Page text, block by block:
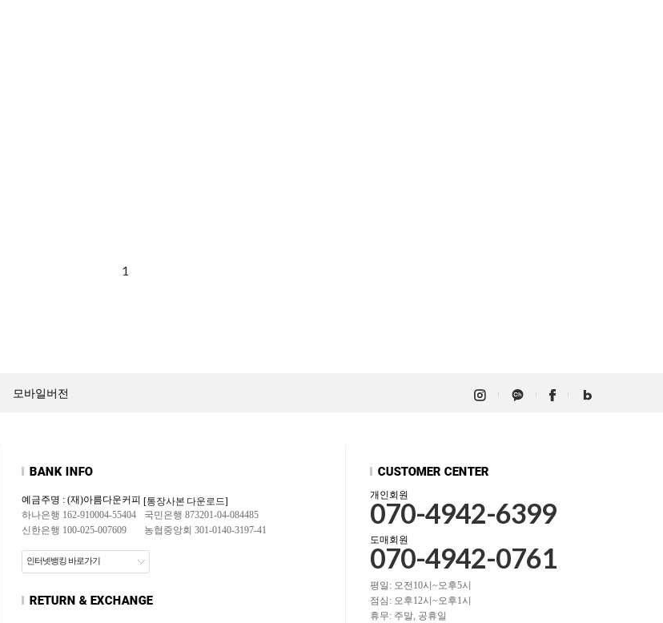
1
모바일버전
예금주명 : (재)아름다운커피 [통장사본 다운로드]
하나은행 162-910004-55404
국민은행 873201-04-084485
신한은행 100-025-007609
농협중앙회 301-0140-3197-41
인터넷뱅킹 바로가기
개인회원
070-4942-6399
도매회원
070-4942-0761
평일: 오전10시~오후5시
점심: 오후12시~오후1시
휴무: 주말, 공휴일